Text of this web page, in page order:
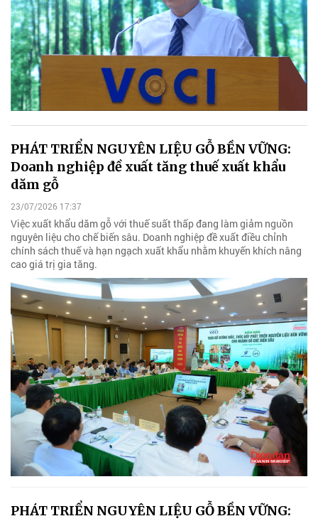
PHÁT TRIỂN NGUYÊN LIỆU GỖ BỀN VỮNG:
Doanh nghiệp đề xuất tăng thuế xuất khẩu
dăm gỗ
23/07/2026 17:37
Việc xuất khẩu dăm gỗ với thuế suất thấp đang làm giảm nguồn
nguyên liệu cho chế biến sâu. Doanh nghiệp đề xuất điều chỉnh
chính sách thuế và hạn ngạch xuất khẩu nhằm khuyến khích nâng
cao giá trị gia tăng.
PHÁT TRIỂN NGUYÊN LIỆU GỖ BỀN VỮNG: